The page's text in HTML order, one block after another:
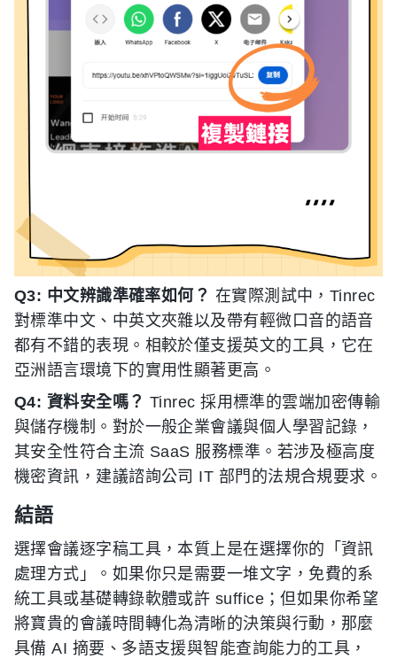
Q3: 中文辨識準確率如何？ 在實際測試中，Tinrec
對標準中文、中英文夾雜以及帶有輕微口音的語音
都有不錯的表現。相較於僅支援英文的工具，它在
亞洲語言環境下的實用性顯著更高。
Q4: 資料安全嗎？ Tinrec 採用標準的雲端加密傳輸
與儲存機制。對於一般企業會議與個人學習記錄，
其安全性符合主流 SaaS 服務標準。若涉及極高度
機密資訊，建議諮詢公司 IT 部門的法規合規要求。
結語
選擇會議逐字稿工具，本質上是在選擇你的「資訊
處理方式」。如果你只是需要一堆文字，免費的系
統工具或基礎轉錄軟體或許 suffice；但如果你希望
將寶貴的會議時間轉化為清晰的決策與行動，那麼
具備 AI 摘要、多語支援與智能查詢能力的工具，